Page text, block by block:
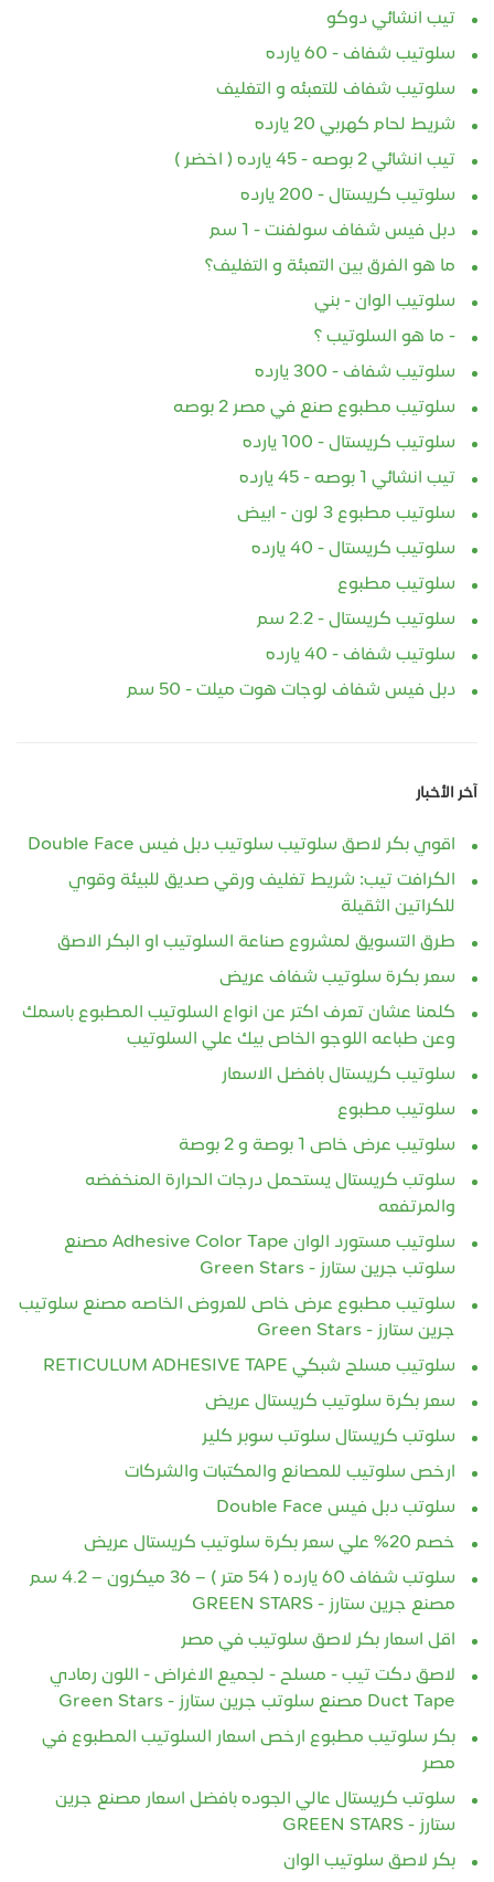
تيب انشائي دوكو
سلوتيب شفاف - 60 يارده
سلوتيب شفاف للتعبئه و التغليف
شريط لحام كهربي 20 يارده
تيب انشائي 2 بوصه - 45 يارده ( اخضر )
سلوتيب كريستال - 200 يارده
دبل فيس شفاف سولفنت - 1 سم
ما هو الفرق بين التعبئة و التغليف؟
سلوتيب الوان - بني
- ما هو السلوتيب ؟
سلوتيب شفاف - 300 يارده
سلوتيب مطبوع صنع في مصر 2 بوصه
سلوتيب كريستال - 100 يارده
تيب انشائي 1 بوصه - 45 يارده
سلوتيب مطبوع 3 لون - ابيض
سلوتيب كريستال - 40 يارده
سلوتيب مطبوع
سلوتيب كريستال - 2.2 سم
سلوتيب شفاف - 40 يارده
دبل فيس شفاف لوجات هوت ميلت - 50 سم
آخر الأخبار
اقوي بكر لاصق سلوتيب سلوتيب دبل فيس Double Face‏
الكرافت تيب: شريط تغليف ورقي صديق للبيئة وقوي
للكراتين الثقيلة
طرق التسويق لمشروع صناعة السلوتيب او البكر الاصق
سعر بكرة سلوتيب شفاف عريض
كلمنا عشان تعرف اكتر عن انواع السلوتيب المطبوع باسمك
وعن طباعه اللوجو الخاص بيك علي السلوتيب
سلوتيب كريستال بافضل الاسعار
سلوتيب مطبوع
سلوتيب عرض خاص 1 بوصة و 2 بوصة
سلوتب كريستال يستحمل درجات الحرارة المنخفضه
والمرتفعه
سلوتيب مستورد الوان Adhesive Color Tape مصنع
سلوتب جرين ستارز - Green Stars
سلوتيب مطبوع عرض خاص للعروض الخاصه مصنع سلوتيب
جرين ستارز - Green Stars
سلوتيب مسلح شبكي RETICULUM ADHESIVE TAPE
سعر بكرة سلوتيب كريستال عريض
سلوتب كريستال سلوتب سوبر كلير
ارخص سلوتيب للمصانع والمكتبات والشركات
سلوتب دبل فيس Double Face‏
خصم 20% علي سعر بكرة سلوتيب كريستال عريض
سلوتب شفاف 60 يارده ( 54 متر ) – 36 ميكرون – 4.2 سم
مصنع جرين ستارز - GREEN STARS
اقل اسعار بكر لاصق سلوتيب في مصر
لاصق دكت تيب - مسلح - لجميع الاغراض - اللون رمادي
Duct Tape مصنع سلوتب جرين ستارز - Green Stars
بكر سلوتيب مطبوع ارخص اسعار السلوتيب المطبوع في
مصر
سلوتب كريستال عالي الجوده بافضل اسعار مصنع جرين
ستارز - GREEN STARS
بكر لاصق سلوتيب الوان